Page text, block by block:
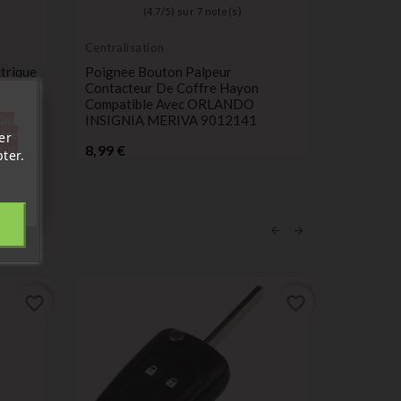
(4,7 / 5) sur 7 note(s)
Centralisation
Poignee Bouton Palpeur
Contacteur De Coffre Hayon
Compatible Avec ORLANDO
INSIGNIA MERIVA 9012141
8,99 €